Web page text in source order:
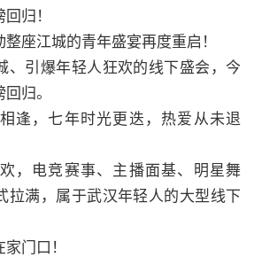
归！
座江城的青年盛宴再度重启！
、引爆年轻人狂欢的线下盛会，今
归。
逢，七年时光更迭，热爱从未退
，电竞赛事、主播面基、明星舞
拉满，属于武汉年轻人的大型线下
门口！